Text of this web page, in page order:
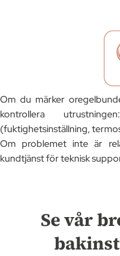
Om du märker
kontrollera
(fuktighetsinställning,
Om problemet inte är
kundtjänst för teknisk
Se vår